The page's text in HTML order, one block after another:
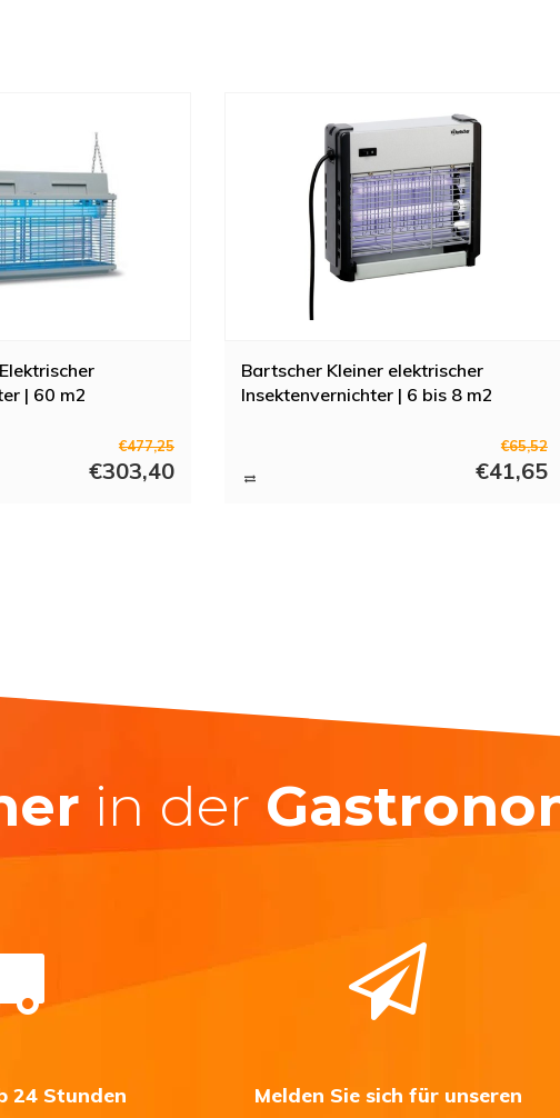
| 60 m2
€477,25
€303,40
Bartscher Kleiner elektrischer
Insektenvernichter | 6 bis 8 m2
€65,52
€41,65
in der
24 Stunden
Melden Sie sich für unseren